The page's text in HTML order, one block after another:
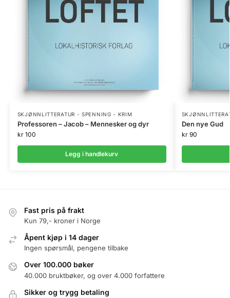
SKJØNNLITTERATUR - SPENNING - KRIM
Professoren – Jacob – Mennesker og dyr
kr100
Legg i handlekurv
Den nye Gud
kr90
Fast pris på frakt
Kun 79,- kroner i Norge
Åpent kjøp i 14 dager
Ingen spørsmål, pengene tilbake
Over 100.000 bøker
40.000 bruktbøker, og over 4.000 forfattere
Sikker og trygg betaling